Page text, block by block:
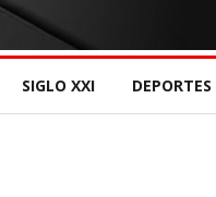
SIGLO XXI DEPORTES